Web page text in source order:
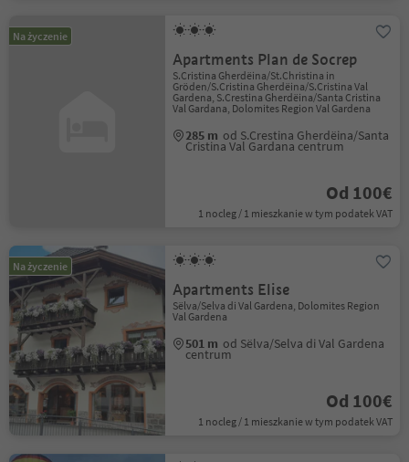
Na życzenie
Apartments Plan de Socrep
S.Cristina Gherdëina/St.Christina in
Gröden/S.Cristina Gherdëina/S.Cristina Val
Gardena, S.Crestina Gherdëina/Santa Cristina
Val Gardana, Dolomites Region Val Gardena
285 m od S.Crestina Gherdëina/Santa
Cristina Val Gardana centrum
Od 100€
1 nocleg / 1 mieszkanie w tym podatek VAT
Na życzenie
Apartments Elise
Sëlva/Selva di Val Gardena, Dolomites Region
Val Gardena
501 m od Sëlva/Selva di Val Gardena
centrum
Od 100€
1 nocleg / 1 mieszkanie w tym podatek VAT